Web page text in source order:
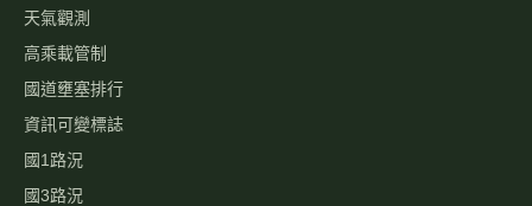
天氣觀測
高乘載管制
國道壅塞排行
資訊可變標誌
國1路況
國3路況